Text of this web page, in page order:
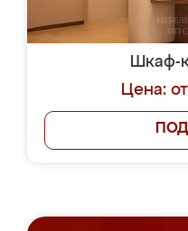
Шкаф-
Цена: